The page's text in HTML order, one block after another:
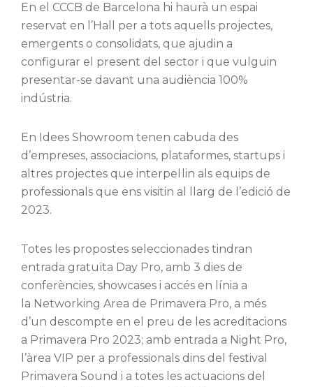
En el CCCB de Barcelona hi haurà un espai
reservat en l’Hall per a tots aquells projectes,
emergents o consolidats, que ajudin a
configurar el present del sector i que vulguin
presentar-se davant una audiència 100%
indústria.
En Idees Showroom tenen cabuda des
d’empreses, associacions, plataformes, startups i
altres projectes que interpel·lin als equips de
professionals que ens visitin al llarg de l’edició de
2023.
Totes les propostes seleccionades tindran
entrada gratuïta Day Pro, amb 3 dies de
conferències, showcases i accés en línia a
la Networking Area de Primavera Pro, a més
d’un descompte en el preu de les acreditacions
a Primavera Pro 2023; amb entrada a Night Pro,
l’àrea VIP per a professionals dins del festival
Primavera Sound i a totes les actuacions del